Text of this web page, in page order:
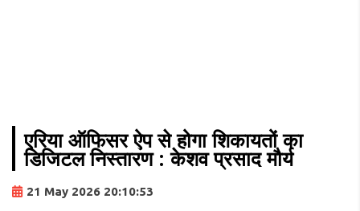
एरिया ऑफिसर ऐप से होगा शिकायतों का
डिजिटल निस्तारण : केशव प्रसाद मौर्य
21 May 2026 20:10:53